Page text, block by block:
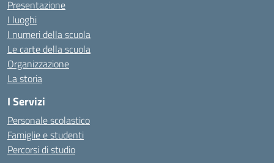
Presentazione
I luoghi
I numeri della scuola
Le carte della scuola
Organizzazione
La storia
I Servizi
Personale scolastico
Famiglie e studenti
Percorsi di studio